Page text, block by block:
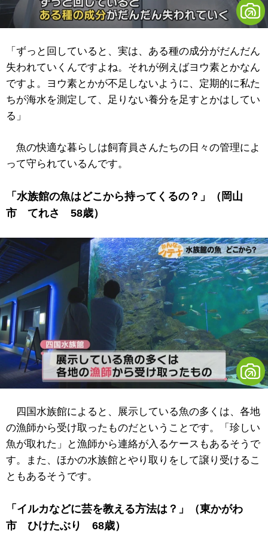
「ずっと回していると、実は、ある種の成分がだんだん
失われていくんですよね。それが例えばヨウ素とかなん
ですよ。ヨウ素とかが不足しないように、定期的に私た
ちが海水を測定して、足りない養分を足すとかはしてい
る」
魚の快適な暮らしは飼育員さんたちの日々の管理によ
って守られているんです。
「水族館の魚はどこから持ってくるの？」（岡山
市 てれさ 58歳）
四国水族館によると、展示している魚の多くは、各地
の漁師から受け取ったものだということです。「珍しい
魚が取れた」と漁師から連絡が入るケースもあるそうで
す。また、ほかの水族館とやり取りをして譲り受けるこ
ともあるそうです。
「イルカなどに芸を教える方法は？」（東かがわ
市 ひけたぶり 68歳）